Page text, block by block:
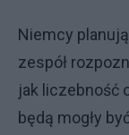
Niemcy
zespół
jak liczebność
będą mogły